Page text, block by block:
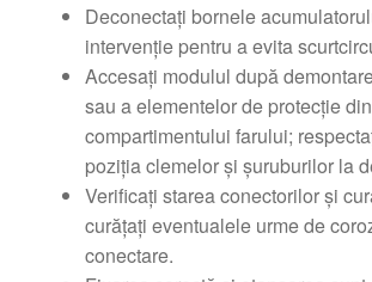
Deconectați bornele
intervenție pentru a evita
Accesați modulul după
sau a elementelor de protecție
compartimentului farului;
poziția clemelor și șuruburilor la
Verificați starea conectorilor și
curățați eventualele urme de
conectare.